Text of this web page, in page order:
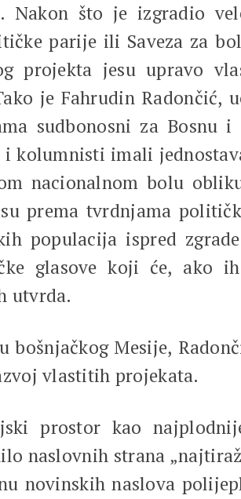
Nakon što je izgradio
parije ili Saveza za
projekta jesu upravo
je Fahrudin
sudbonosni za Bosnu
kolumnisti imali
nacionalnom bolu
prema tvrdnjama
populacija ispred
glasove koji će, ako
utvrda.
bošnjačkog Mesije,
vlastitih projekata.
prostor kao
naslovnih strana
novinskih naslova